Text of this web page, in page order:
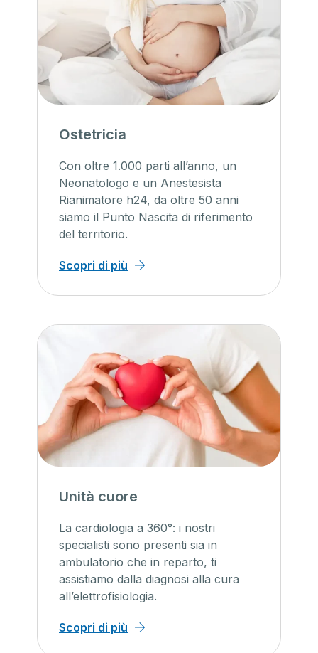
Ostetricia
Con oltre 1.000 parti all’anno, un
Neonatologo e un Anestesista
Rianimatore h24, da oltre 50 anni
siamo il Punto Nascita di riferimento
del territorio.
Scopri di più
Unità cuore
La cardiologia a 360°: i nostri
specialisti sono presenti sia in
ambulatorio che in reparto, ti
assistiamo dalla diagnosi alla cura
all’elettrofisiologia.
Scopri di più